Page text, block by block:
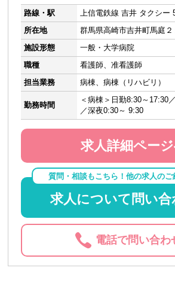
路線・駅
上信電鉄線 吉井 タクシー
所在地
群馬県高崎市吉井町馬庭２
施設形態
一般・大学病院
職種
看護師、准看護師
担当業務
病棟、病棟（リハビリ）
勤務時間
＜病棟＞日勤8:30～17:30
／深夜0:30～ 9:30
求人詳細ペー
質問・相談もこちら！他の求人のご
求人について問い合
電話で問い合わ